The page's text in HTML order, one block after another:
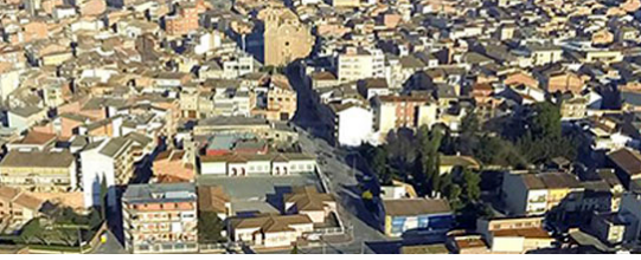
Dijous 41ºC 22ºC
Divendres 41ºC 24ºC
Dissabte 38ºC 23ºC